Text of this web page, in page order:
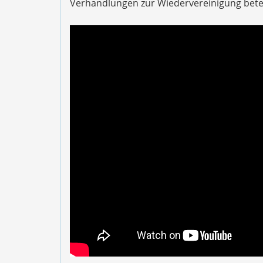
Verhandlungen zur Wiedervereinigung